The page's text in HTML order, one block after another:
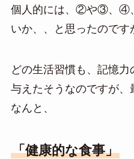
個人的には、②や③、④
いか、、と思ったのです
どの生活習慣も、記憶
与えたそうなのですが、
なんと、
「健康的な食事」